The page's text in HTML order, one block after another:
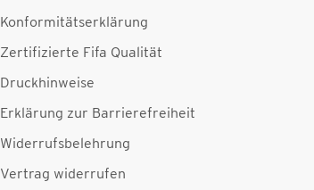
Konformitätserklärung
Zertifizierte Fifa Qualität
Druckhinweise
Erklärung zur Barrierefreiheit
Widerrufsbelehrung
Vertrag widerrufen